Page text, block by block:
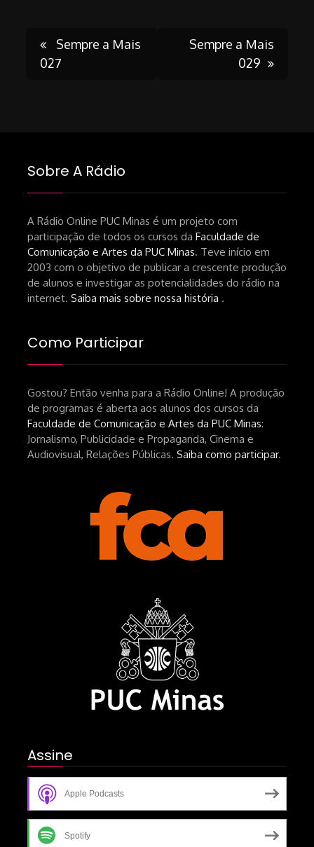
Post
Sempre a Mais
027
Sempre a Mais
029
Sobre A Rádio
A Rádio Online PUC Minas é um projeto com
participação de todos os cursos da Faculdade de
Comunicação e Artes da PUC Minas. Teve início em
2003 com o objetivo de publicar a crescente produção
de alunos e investigar as potencialidades do rádio na
internet. Saiba mais sobre nossa história .
Como Participar
Gostou? Então venha para a Rádio Online! A produção
de programas é aberta aos alunos dos cursos da
Faculdade de Comunicação e Artes da PUC Minas:
Jornalismo, Publicidade e Propaganda, Cinema e
Audiovisual, Relações Públicas. Saiba como participar.
Assine
Apple Podcasts
Spotify